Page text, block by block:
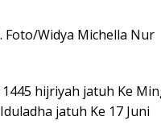
Foto/Widya Michella Nur
1445 hijriyah jatuh Ke
jatuh Ke 17 Juni